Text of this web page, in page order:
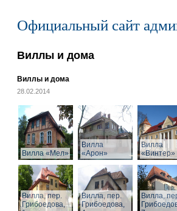
Официальный сайт
Виллы и дома
Виллы и дома
28.02.2014
Вилла «Мел»
Вилла
«Арон»
Вилла
«Винтер»
Вилла, пер.
Грибоедова,
Вилла, пер.
Грибоедова,
Вилла,